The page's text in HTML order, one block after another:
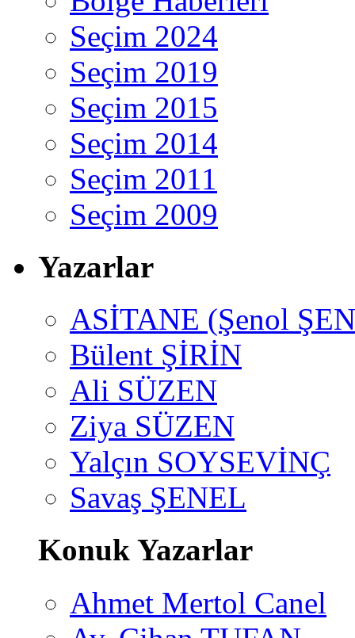
Seçim 2024
Seçim 2019
Seçim 2015
Seçim 2014
Seçim 2011
Seçim 2009
Yazarlar
ASİTANE (Şenol
Bülent ŞİRİN
Ali SÜZEN
Ziya SÜZEN
Yalçın SOYSEVİNÇ
Savaş ŞENEL
Konuk Yazarlar
Ahmet Mertol Canel